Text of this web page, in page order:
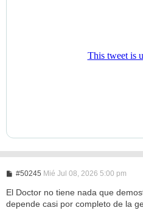
#50245M
n
a
Mié Jul 08, 2026 5:00 pm
El Doctor no tiene nada que
depende casi por completo de la